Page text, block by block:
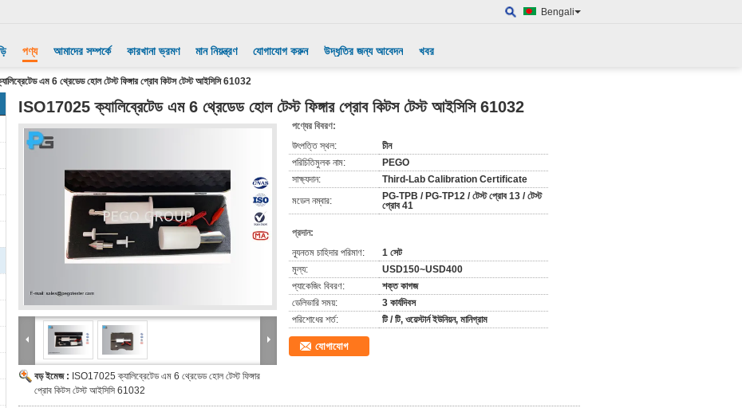
Bengali
পণ্য আমাদের সম্পর্কে কারখানা ভ্রমণ মান নিয়ন্ত্রণ যোগাযোগ করুন উদ্ধৃতির জন্য আবেদন খবর
এম 6 থ্রেডেড হোল টেস্ট ফিঙ্গার প্রোব কিটস টেস্ট আইসিসি 61032
ISO17025 ক্যালিব্রেটেড এম 6 থ্রেডেড হোল টেস্ট ফিঙ্গার প্রোব কিটস টেস্ট আইসিসি 61032
বড় ইমেজ : ISO17025 ক্যালিব্রেটেড এম 6 থ্রেডেড হোল টেস্ট ফিঙ্গার
প্রোব কিটস টেস্ট আইসিসি 61032
পণ্যের বিবরণ:
উৎপত্তি স্থল:
চীন
পরিচিতিমুলক নাম:
PEGO
সাক্ষ্যদান:
Third-Lab Calibration Certificate
মডেল নম্বার:
PG-TPB / PG-TP12 / টেস্ট প্রোব 13 / টেস্ট
প্রোব 41
প্রদান:
ন্যূনতম চাহিদার পরিমাণ:
1 সেট
মূল্য:
USD150~USD400
প্যাকেজিং বিবরণ:
শক্ত কাগজ
ডেলিভারি সময়:
3 কার্যদিবস
পরিশোধের শর্ত:
টি / টি, ওয়েস্টার্ন ইউনিয়ন, মানিগ্রাম
যোগাযোগ